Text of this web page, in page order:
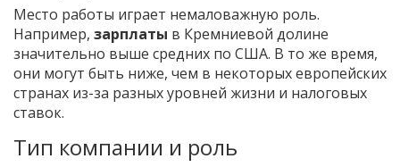
Место работы играет немаловажную роль.
Например, зарплаты в Кремниевой долине
значительно выше средних по США. В то же время,
они могут быть ниже, чем в некоторых европейских
странах из-за разных уровней жизни и налоговых
ставок.
Тип компании и роль